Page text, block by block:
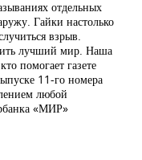
отдельных
Гайки настолько
взрыв.
лучший мир. Наша
помогает газете
11-го номера
любой
«МИР»